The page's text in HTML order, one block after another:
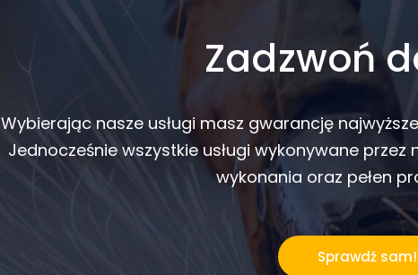
Zadzwoń
Wybierając nasze usługi masz gwarancję
Jednocześnie wszystkie usługi wykonywane
wykonania oraz pełen
Sprawdź sam!